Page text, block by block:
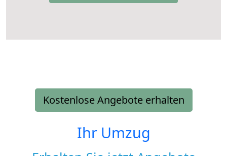
Kostenlose Angebote erhalten
Ihr Umzug